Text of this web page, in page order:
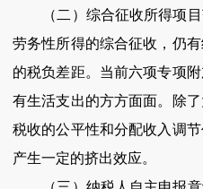
（二）综合征收所得项目
劳务性所得的综合征收，仍
的税负差距。当前六项专项
有生活支出的方方面面。除
税收的公平性和分配收入调
产生一定的挤出效应。